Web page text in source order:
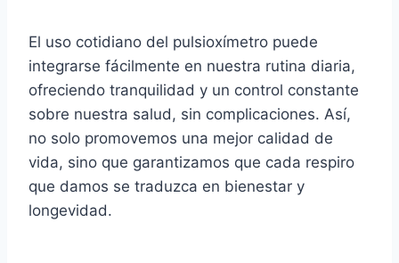
El uso cotidiano del pulsioxímetro puede
integrarse fácilmente en nuestra rutina diaria,
ofreciendo tranquilidad y un control constante
sobre nuestra salud, sin complicaciones. Así,
no solo promovemos una mejor calidad de
vida, sino que garantizamos que cada respiro
que damos se traduzca en bienestar y
longevidad.